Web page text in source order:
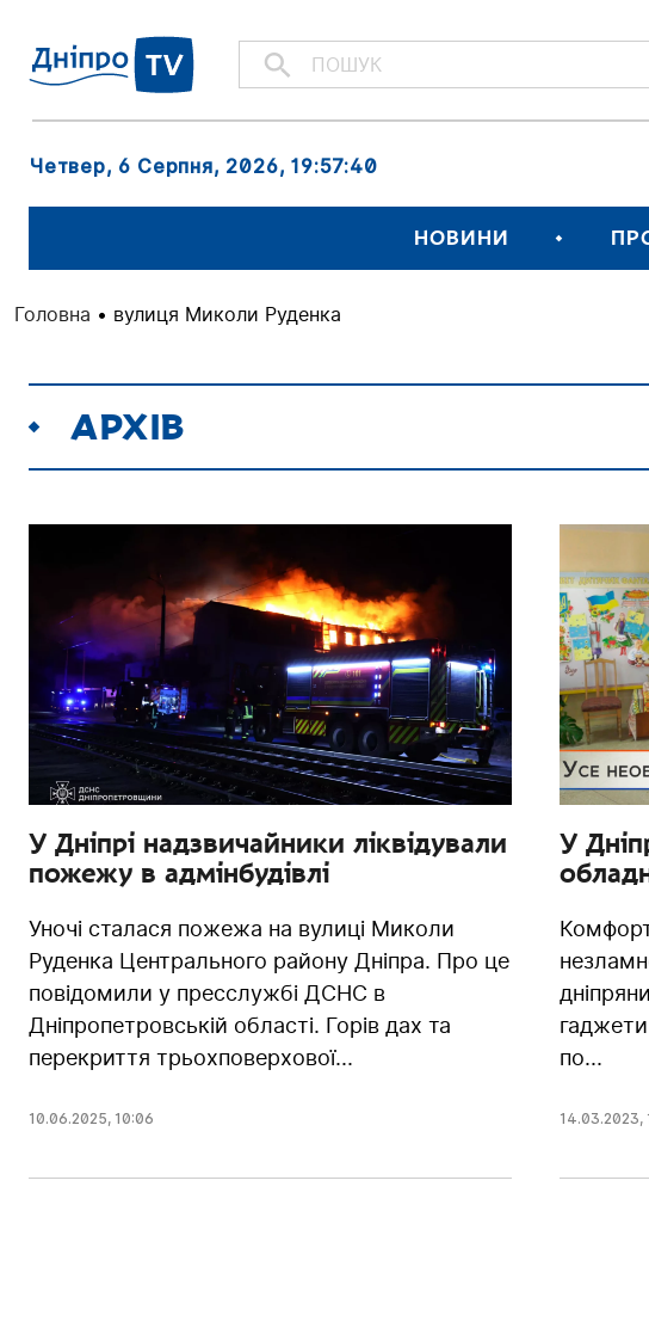
Четвер, 6 Серпня, 2026, 19:57:40
НОВИНИ
Головна • вулиця Миколи Руденка
АРХІВ
У Дніпрі надзвичайники ліквідували
пожежу в адмінбудівлі
Уночі сталася пожежа на вулиці Миколи
Руденка Центрального району Дніпра. Про це
повідомили у пресслужбі ДСНС в
Дніпропетровській області. Горів дах та
перекриття трьохповерхової...
10.06.2025, 10:06
У
гаджети
по...
14.03.2023,